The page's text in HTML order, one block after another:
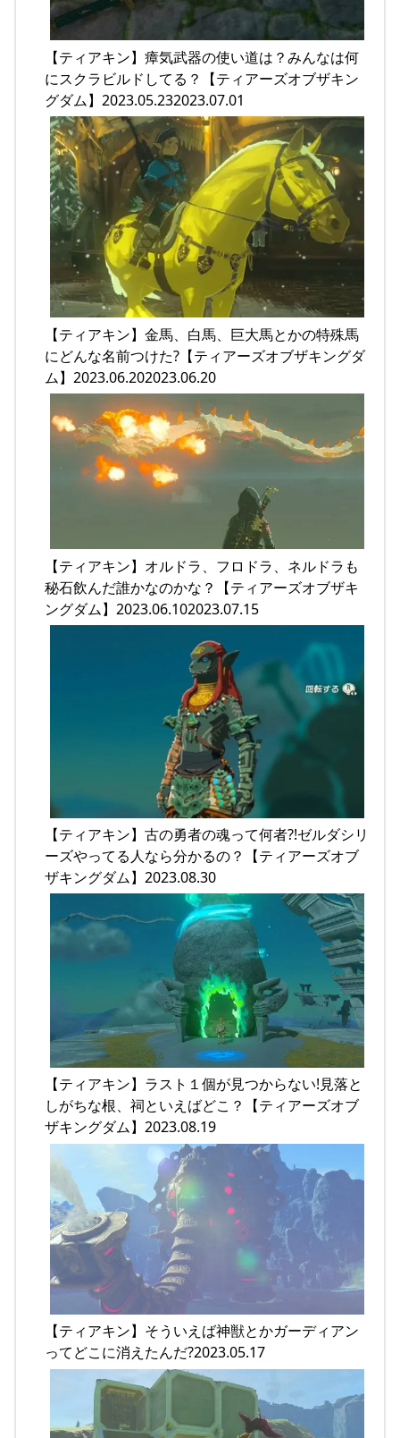
【ティアキン】瘴気武器の使い道は？みんなは何
にスクラビルドしてる？【ティアーズオブザキン
グダム】2023.05.232023.07.01
【ティアキン】金馬、白馬、巨大馬とかの特殊馬
にどんな名前つけた?【ティアーズオブザキングダ
ム】2023.06.202023.06.20
【ティアキン】オルドラ、フロドラ、ネルドラも
秘石飲んだ誰かなのかな？【ティアーズオブザキ
ングダム】2023.06.102023.07.15
【ティアキン】古の勇者の魂って何者?!ゼルダシリ
ーズやってる人なら分かるの？【ティアーズオブ
ザキングダム】2023.08.30
【ティアキン】ラスト１個が見つからない!見落と
しがちな根、祠といえばどこ？【ティアーズオブ
ザキングダム】2023.08.19
【ティアキン】そういえば神獣とかガーディアン
ってどこに消えたんだ?2023.05.17